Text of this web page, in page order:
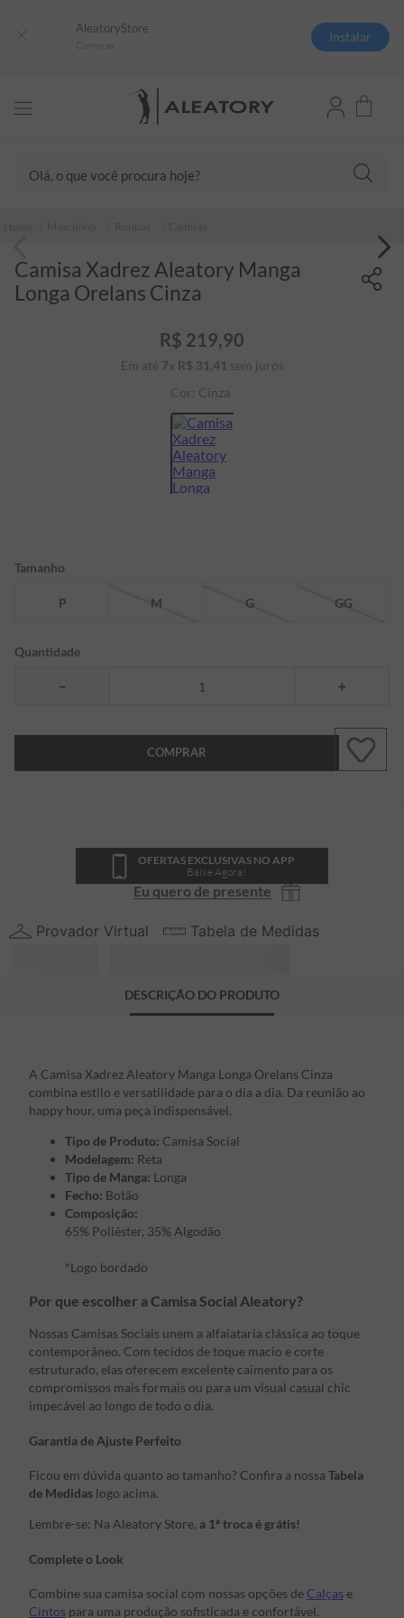
AleatoryStore
Instalar
Camisa Xadrez Aleatory Manga
Longa Orelans Cinza
R$ 219,90
Em até 7x R$ 31 ,41 sem juros
Cor: Cinza
Tamanho
P M G GG
Quantidade
＋
－
COMPRAR
OFERTAS EXCLUSIVAS NO APP
Baixe Agora!
Eu quero de presente
Provador Virtual Tabela de Medidas
DESCRIÇÃO DO PRODUTO
A Camisa Xadrez Aleatory Manga Longa Orelans Cinza
combina estilo e versatilidade para o dia a dia. Da reunião ao
happy hour, uma peça indispensável.
Tipo de Produto: Camisa Social
Modelagem: Reta
Tipo de Manga: Longa
Fecho: Botão
Composição:
65% Poliéster, 35% Algodão
*Logo bordado
Por que escolher a Camisa Social Aleatory?
Nossas Camisas Sociais unem a alfaiataria clássica ao toque
contemporâneo. Com tecidos de toque macio e corte
estruturado, elas oferecem excelente caimento para os
compromissos mais formais ou para um visual casual chic
impecável ao longo de todo o dia.
Garantia de Ajuste Perfeito
Ficou em dúvida quanto ao tamanho? Confira a nossa Tabela
de Medidas logo acima.
Lembre-se: Na Aleatory Store, a 1ª troca é grátis!
Complete o Look
Combine sua camisa social com nossas opções de Calças e
Cintos para uma produção sofisticada e confortável.
2º
camiseta listrada
4º
camiseta
5º
pima
6º
7º
8º
9